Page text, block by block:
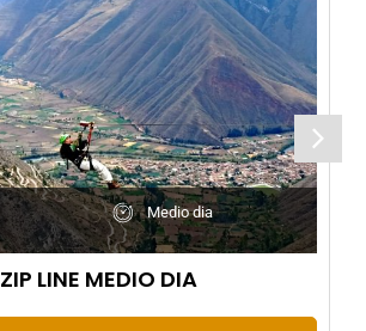
Medio dia
ZIP LINE MEDIO DIA